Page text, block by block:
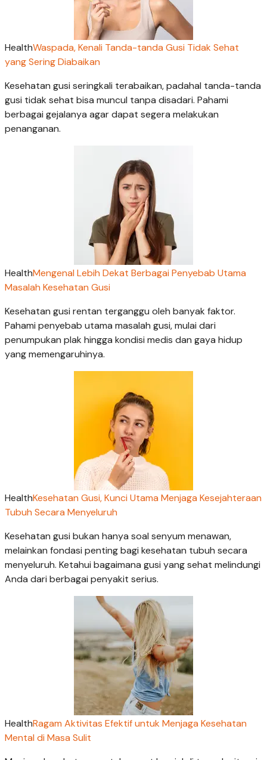
HealthWaspada, Kenali Tanda-tanda Gusi Tidak Sehat
yang Sering Diabaikan
Kesehatan gusi seringkali terabaikan, padahal tanda-tanda
gusi tidak sehat bisa muncul tanpa disadari. Pahami
berbagai gejalanya agar dapat segera melakukan
penanganan.
HealthMengenal Lebih Dekat Berbagai Penyebab Utama
Masalah Kesehatan Gusi
Kesehatan gusi rentan terganggu oleh banyak faktor.
Pahami penyebab utama masalah gusi, mulai dari
penumpukan plak hingga kondisi medis dan gaya hidup
yang memengaruhinya.
HealthKesehatan Gusi, Kunci Utama Menjaga Kesejahteraan
Tubuh Secara Menyeluruh
Kesehatan gusi bukan hanya soal senyum menawan,
melainkan fondasi penting bagi kesehatan tubuh secara
menyeluruh. Ketahui bagaimana gusi yang sehat melindungi
Anda dari berbagai penyakit serius.
HealthRagam Aktivitas Efektif untuk Menjaga Kesehatan
Mental di Masa Sulit